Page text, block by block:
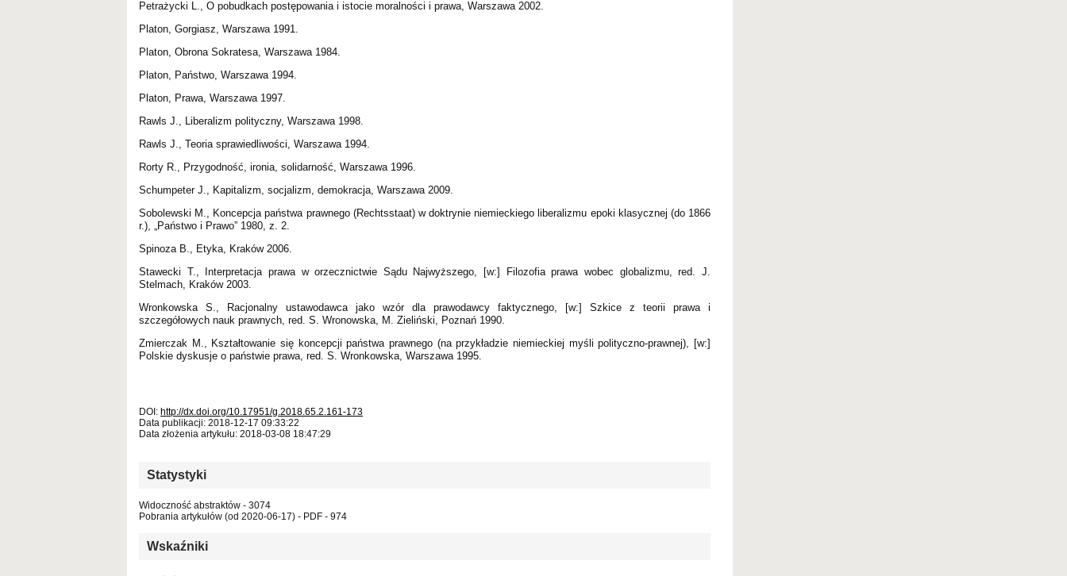
Petrażycki L., O pobudkach postępowania i istocie moralności i prawa, Warszawa 2002.
Platon, Gorgiasz, Warszawa 1991.
Platon, Obrona Sokratesa, Warszawa 1984.
Platon, Państwo, Warszawa 1994.
Platon, Prawa, Warszawa 1997.
Rawls J., Liberalizm polityczny, Warszawa 1998.
Rawls J., Teoria sprawiedliwości, Warszawa 1994.
Rorty R., Przygodność, ironia, solidarność, Warszawa 1996.
Schumpeter J., Kapitalizm, socjalizm, demokracja, Warszawa 2009.
Sobolewski M., Koncepcja państwa prawnego (Rechtsstaat) w doktrynie niemieckiego liberalizmu epoki klasycznej (do 1866
r.), „Państwo i Prawo” 1980, z. 2.
Spinoza B., Etyka, Kraków 2006.
Stawecki T., Interpretacja prawa w orzecznictwie Sądu Najwyższego, [w:] Filozofia prawa wobec globalizmu, red. J.
Stelmach, Kraków 2003.
Wronkowska S., Racjonalny ustawodawca jako wzór dla prawodawcy faktycznego, [w:] Szkice z teorii prawa i
szczegółowych nauk prawnych, red. S. Wronowska, M. Zieliński, Poznań 1990.
Zmierczak M., Kształtowanie się koncepcji państwa prawnego (na przykładzie niemieckiej myśli polityczno-prawnej), [w:]
Polskie dyskusje o państwie prawa, red. S. Wronkowska, Warszawa 1995.
DOI: http://dx.doi.org/10.17951/g.2018.65.2.161-173
Data publikacji: 2018-12-17 09:33:22
Data złożenia artykułu: 2018-03-08 18:47:29
Statystyki
Widoczność abstraktów - 3074
Pobrania artykułów (od 2020-06-17) - PDF - 974
Wskaźniki